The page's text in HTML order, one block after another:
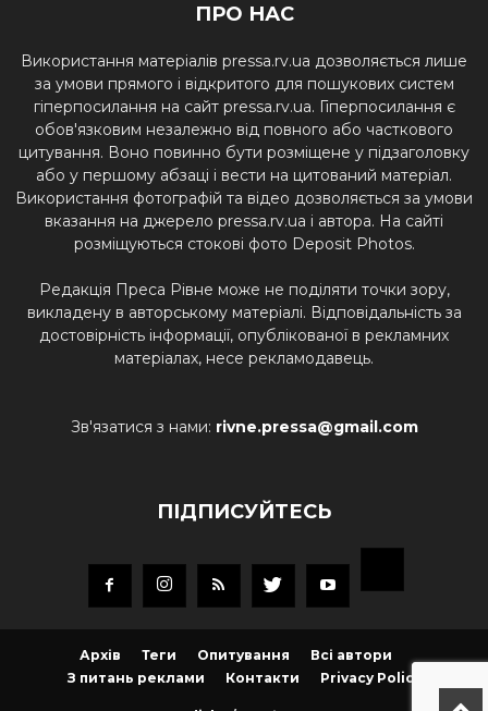
ПРО НАС
Використання матеріалів pressa.rv.ua дозволяється лише
за умови прямого і відкритого для пошукових систем
гіперпосилання на сайт pressa.rv.ua. Гіперпосилання є
обов'язковим незалежно від повного або часткового
цитування. Воно повинно бути розміщене у підзаголовку
або у першому абзаці і вести на цитований матеріал.
Використання фотографій та відео дозволяється за умови
вказання на джерело pressa.rv.ua і автора. На сайті
розміщуються стокові фото Deposit Photos.
Редакція Преса Рівне може не поділяти точки зору,
викладену в авторському матеріалі. Відповідальність за
достовірність інформації, опублікованої в рекламних
матеріалах, несе рекламодавець.
Зв'язатися з нами: rivne.pressa@gmail.com
ПІДПИСУЙТЕСЬ
Архів Теги Опитування
Всі автори
З питань реклами
Контакти Privacy Policy